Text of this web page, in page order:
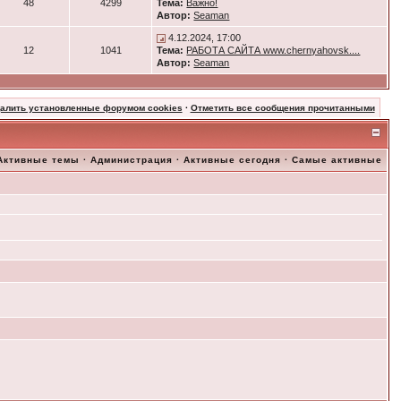
48 4299 Тема: Важно!
Автор: Seaman
12 1041
4.12.2024, 17:00
Тема: РАБОТА САЙТА www.chernyahovsk....
Автор: Seaman
установленные форумом cookies · Отметить все сообщения прочитанными
темы ·Администрация ·Активные сегодня ·Самые активные